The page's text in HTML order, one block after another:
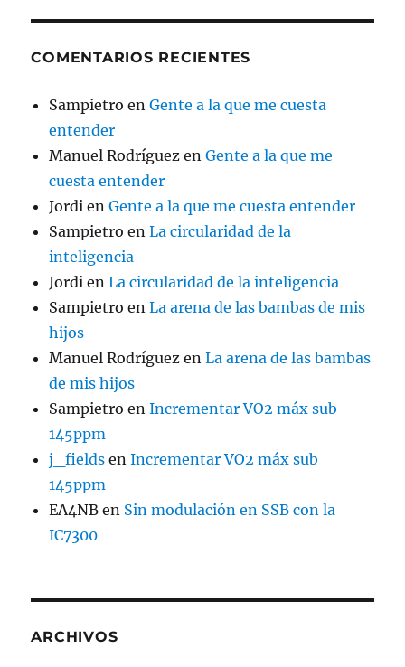
COMENTARIOS RECIENTES
Sampietro enGente a la que me cuesta
entender
Manuel Rodríguez enGente a la que me
cuesta entender
Jordi enGente a la que me cuesta entender
Sampietro enLa circularidad de la
inteligencia
Jordi enLa circularidad de la inteligencia
Sampietro enLa arena de las bambas de mis
hijos
Manuel Rodríguez enLa arena de las bambas
de mis hijos
Sampietro enIncrementar VO2 máx sub
145ppm
j_fields enIncrementar VO2 máx sub
145ppm
EA4NB en Sin modulación en SSB con la
IC7300
ARCHIVOS